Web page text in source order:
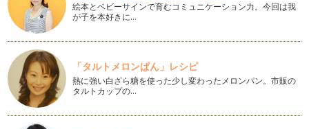
ママのためのプチ起業 ～起業シュミレーション6W2H～
プチ起業を始めたいと思ったら、まず情報収集をしましょ
う！ アンテナを立て情報を得ることでた…
ママでもできる！私らしいプチ起業の始め方
子育てママたちが社会復帰をしようと思っても子どもの預け先
がない、独身のときのようにフルタイ…
絵本とベビーサインで育むコミュニケーション力。今回は我
が子を本好きに…
「タルトメロンぱん」レシピ
熱に強い白ざら糖を使った少し変わったメロンパン。市販の
タルトカップの…